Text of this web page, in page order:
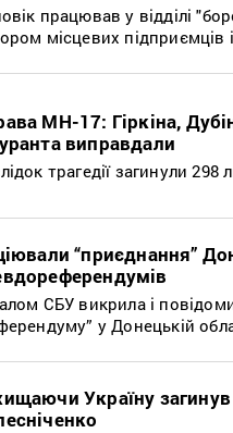
працював у відділі
місцевих
МН-17: Гіркіна,
виправдали
трагедії загинули 298
“приєднання”
СБУ викрила і
у Донецькій
Україну загинув